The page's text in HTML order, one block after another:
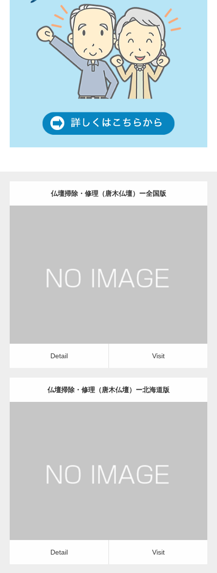
仏壇掃除・修理（唐木仏壇）ー全国版
Detail Visit
Detail Visit
仏壇掃除・修理（唐木仏壇）ー北海道版
Detail Visit
Detail Visit